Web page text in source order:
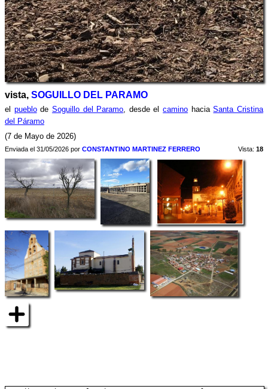
vista, SOGUILLO DEL PARAMO
el pueblode Soguillo del Paramo , desde elcamino haciaSanta Cristina
del Páramo
(7 de Mayo de 2026)
Enviada el 31/05/2026 por CONSTANTINO MARTINEZ FERRERO Vista: 18